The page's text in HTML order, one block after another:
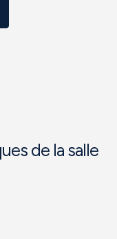
de la salle